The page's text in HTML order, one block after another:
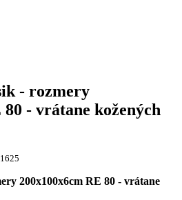
- rozmery
80 - vrátane kožených
200x100x6cm RE 80 - vrátane